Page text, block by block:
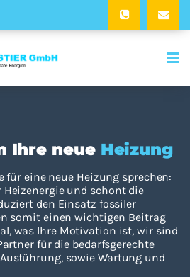
Ihre neue Heizung
für eine neue Heizung sprechen:
und schont die
den Einsatz fossiler
somit einen wichtigen Beitrag
was Ihre Motivation ist, wir sind
für die bedarfsgerechte
sowie Wartung und